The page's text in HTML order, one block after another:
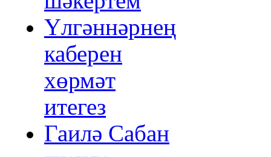
Үлгәннәрнең
каберен
хөрмәт
итегез
Гаилә Сабан